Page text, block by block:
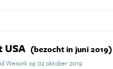
USA (bezocht in juni 2019)
Weisink op 02 oktober 2019